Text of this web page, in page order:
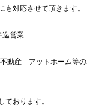
も対応させて頂きます。
迄営業
動産 アットホーム等の
ております。